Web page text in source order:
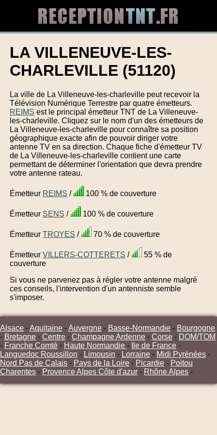
LA VILLENEUVE-LES-
CHARLEVILLE (51120)
La ville de La Villeneuve-les-charleville peut recevoir la
Télévision Numérique Terrestre par quatre émetteurs.
REIMS est le principal émetteur TNT de La Villeneuve-
les-charleville. Cliquez sur le nom d'un des émetteurs de
La Villeneuve-les-charleville pour connaître sa position
géographique exacte afin de pouvoir diriger votre
antenne TV en sa direction. Chaque fiche d'émetteur TV
de La Villeneuve-les-charleville contient une carte
permettant de déterminer l'orientation que devra prendre
votre antenne rateau.
Émetteur REIMS / 100 % de couverture
Émetteur SENS / 100 % de couverture
Émetteur TROYES / 70 % de couverture
Émetteur VILLERS-COTTERETS /
55 % de
couverture
Si vous ne parvenez pas à régler votre antenne malgré
ces conseils, l'intervention d'un antenniste semble
s'imposer.
Alsace -Aquitaine -Auvergne - Basse-Normandie - Bourgogne
- Bretagne - Centre - Champagne Ardenne - Corse - DOM/TOM
- Franche Comté - Haute Normandie - Ile de France -
Languedoc Roussillon - Limousin - Lorraine - Midi Pyrénées -
Nord Pas de Calais - Pays de la Loire - Picardie - Poitou
Charentes - Provence Alpes Côte d'azur - Rhône Alpes -